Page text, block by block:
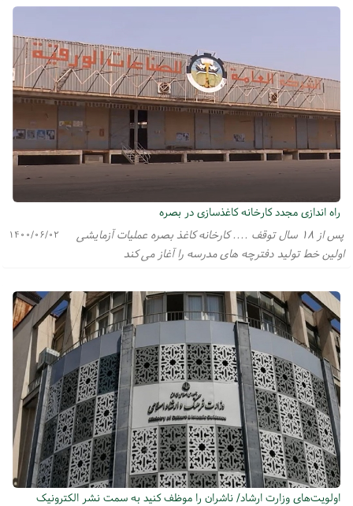
راه اندازی مجدد کارخانه کاغذسازی در بصره
۱۴۰۰/۰۶/۰۲
پس از ۱۸ سال توقف .... کارخانه کاغذ بصره عملیات آزمایشی
اولین خط تولید دفترچه های مدرسه را آغاز می کند
اولویت‌های وزارت ارشاد/ ناشران را موظف کنید به سمت نشر الکترونیک